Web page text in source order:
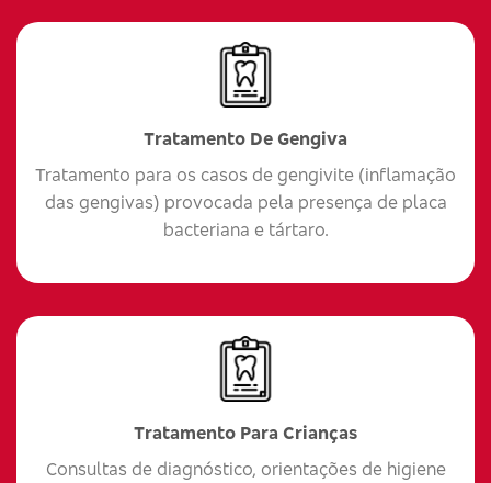
Tratamento De Gengiva
Tratamento para os casos de gengivite (inflamação
das gengivas) provocada pela presença de placa
bacteriana e tártaro.
Tratamento Para Crianças
Consultas de diagnóstico, orientações de higiene